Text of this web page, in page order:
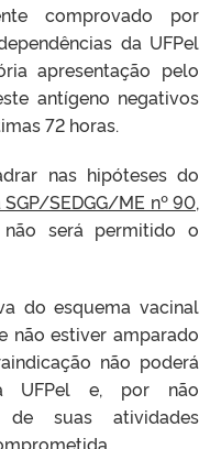
comprovado por
da UFPel
apresentação pelo
antígeno negativos
72 horas.
nas hipóteses do
SEDGG/ME nº 90,
será permitido o
do esquema vacinal
não estiver amparado
não poderá
UFPel e, por não
de suas atividades